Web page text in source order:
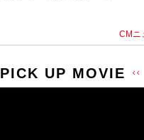
CMニ
PICK UP MOVIE